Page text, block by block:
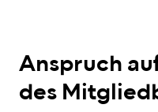
Anspruch
des